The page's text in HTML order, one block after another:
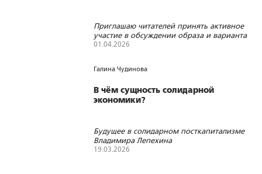
Приглашаю читателей принять активное
участие в обсуждении образа и варианта
нашего будущего
01.04.2026
Галина Чудинова
В чём сущность солидарной
экономики?
Будущее в солидарном посткапитализме
Владимира Лепехина
19.03.2026